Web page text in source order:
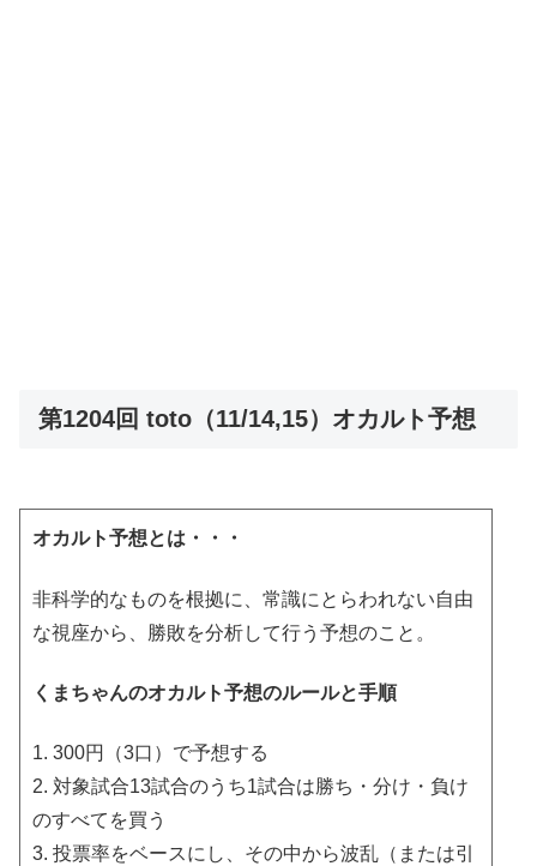
第1204回 toto（11/14,15）オカルト予想
オカルト予想とは・・・
非科学的なものを根拠に、常識にとらわれない自由
な視座から、勝敗を分析して行う予想のこと。
くまちゃんのオカルト予想のルールと手順
1. 300円（3口）で予想する
2. 対象試合13試合のうち1試合は勝ち・分け・負け
のすべてを買う
3. 投票率をベースにし、その中から波乱（または引